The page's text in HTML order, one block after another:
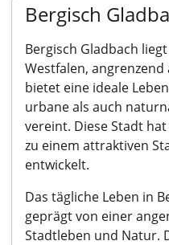
Bergisch
Bergisch Gladbach
Westfalen,
bietet eine ideale
urbane als auch
vereint. Diese Stadt
zu einem attraktiven
entwickelt.
Das tägliche Leben in
geprägt von einer
Stadtleben und Natur.